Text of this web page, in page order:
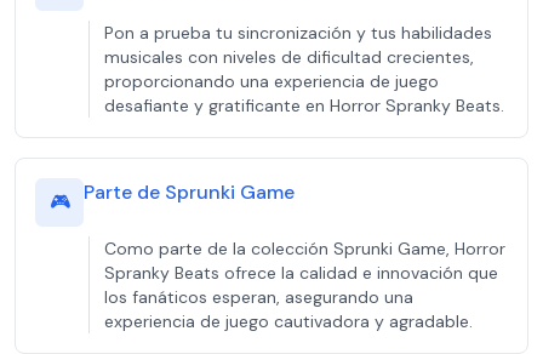
Pon a prueba tu sincronización y tus habilidades
musicales con niveles de dificultad crecientes,
proporcionando una experiencia de juego
desafiante y gratificante en Horror Spranky Beats.
🎮 Parte de Sprunki Game
Como parte de la colección Sprunki Game, Horror
Spranky Beats ofrece la calidad e innovación que
los fanáticos esperan, asegurando una
experiencia de juego cautivadora y agradable.